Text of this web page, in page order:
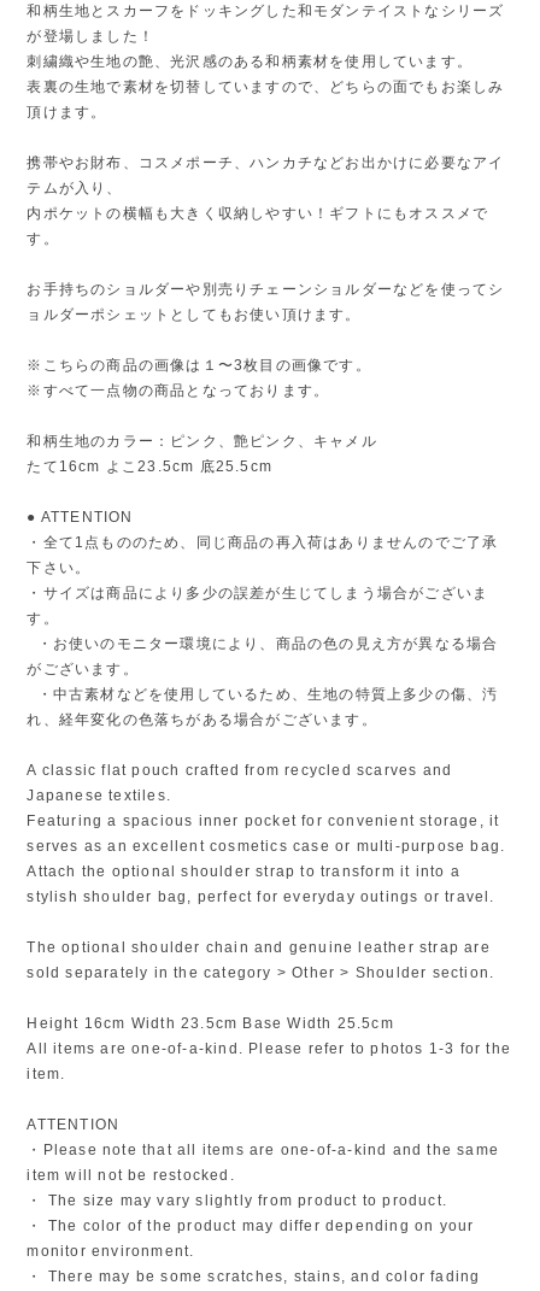
和柄生地とスカーフをドッキングした和モダンテイストなシリーズ
が登場しました！
刺繍織や生地の艶、光沢感のある和柄素材を使用しています。
表裏の生地で素材を切替していますので、どちらの面でもお楽しみ
頂けます。
携帯やお財布、コスメポーチ、ハンカチなどお出かけに必要なアイ
テムが入り、
内ポケットの横幅も大きく収納しやすい！ギフトにもオススメで
す。
お手持ちのショルダーや別売りチェーンショルダーなどを使ってシ
ョルダーポシェットとしてもお使い頂けます。
※こちらの商品の画像は１〜3枚目の画像です。
※すべて一点物の商品となっております。
和柄生地のカラー：ピンク、艶ピンク、キャメル
たて16cm よこ23.5cm 底25.5cm
● ATTENTION
・全て1点もののため、同じ商品の再入荷はありませんのでご了承
下さい。
・サイズは商品により多少の誤差が生じてしまう場合がございま
す。
・お使いのモニター環境により、商品の色の見え方が異なる場合
がございます。
・中古素材などを使用しているため、生地の特質上多少の傷、汚
れ、経年変化の色落ちがある場合がございます。
A classic flat pouch crafted from recycled scarves and
Japanese textiles.
Featuring a spacious inner pocket for convenient storage, it
serves as an excellent cosmetics case or multi-purpose bag.
Attach the optional shoulder strap to transform it into a
stylish shoulder bag, perfect for everyday outings or travel.
The optional shoulder chain and genuine leather strap are
sold separately in the category > Other > Shoulder section.
Height 16cm Width 23.5cm Base Width 25.5cm
All items are one-of-a-kind. Please refer to photos 1-3 for the
item.
ATTENTION
・Please note that all items are one-of-a-kind and the same
item will not be restocked.
・ The size may vary slightly from product to product.
・ The color of the product may differ depending on your
monitor environment.
・ There may be some scratches, stains, and color fading